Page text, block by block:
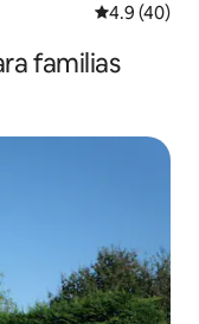
Calificación
4.9 (40)
familias